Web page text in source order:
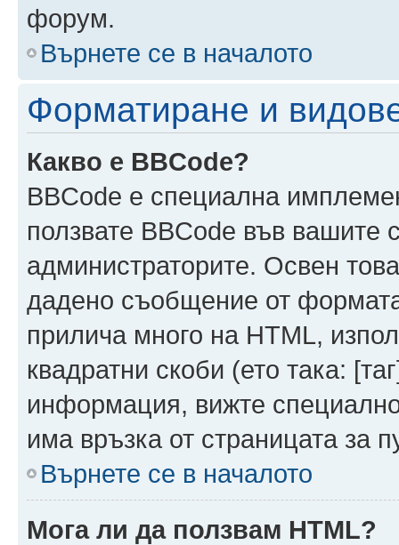
форум.
Върнете се в началото
Форматиране и
Какво е BBCode?
BBCode е специална
ползвате BBCode във
администраторите. Освен
дадено съобщение от
прилича много на HTML,
квадратни скоби (ето така:
информация, вижте
има връзка от страницата за
Върнете се в началото
Мога ли да ползвам HTML?